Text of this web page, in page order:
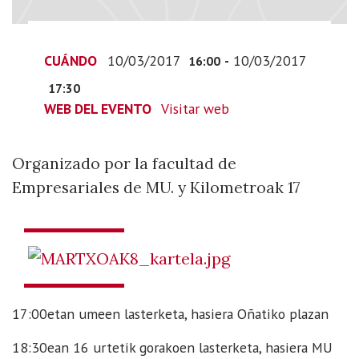
facultad
Empresariales
17
CUÁNDO 10/03/2017 16:00 - 10/03/2017
17:30
WEB DEL EVENTO Visitar web
Organizado por la facultad de
Empresariales de MU. y Kilometroak 17
17:00etan umeen lasterketa, hasiera Oñatiko plazan
18:30ean 16 urtetik gorakoen lasterketa, hasiera MU